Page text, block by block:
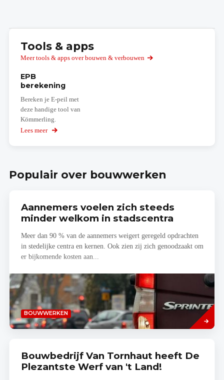
Tools & apps
Meer tools & apps over bouwen & verbouwen
EPB
berekening
Bereken je E-peil met
deze handige tool van
Kömmerling.
Lees meer over
Populair over bouwwerken
Aannemers voelen zich steeds
minder welkom in stadscentra
Meer dan 90 % van de aannemers weigert geregeld opdrachten
in stedelijke centra en kernen. Ook zien zij zich genoodzaakt om
er bijkomende kosten aan...
BOUWWERKEN
Lees
meer
Bouwbedrijf Van Tornhaut heeft De
Plezantste Werf van 't Land!